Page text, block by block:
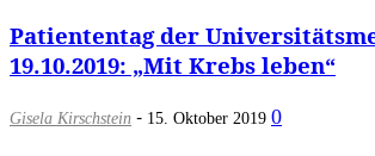
Patiententag der
19.10.2019: „Mit Krebs leben“
Gisela Kirschstein - 15. Oktober 2019 0